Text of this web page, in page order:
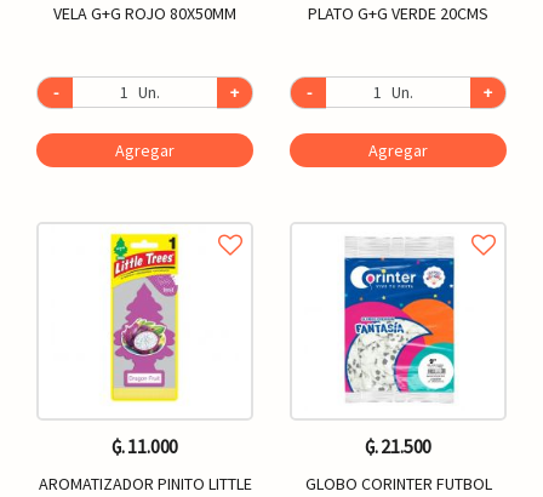
VELA G+G ROJO 80X50MM
- Un. +
Agregar
₲. 11.000
AROMATIZADOR PINITO LITTLE
PLATO G+G VERDE 20CMS
- Un. +
Agregar
₲. 21.500
GLOBO CORINTER FUTBOL